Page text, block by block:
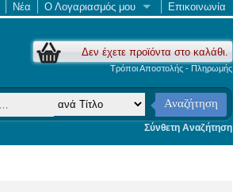
Νέα Ο Λογαριασμός μου Επικοινωνία
Δεν έχετε προϊόντα στο καλάθι.
Τρόποι Αποστολής - Πληρωμής
Αναζήτηση
Σύνθετη Αναζήτηση